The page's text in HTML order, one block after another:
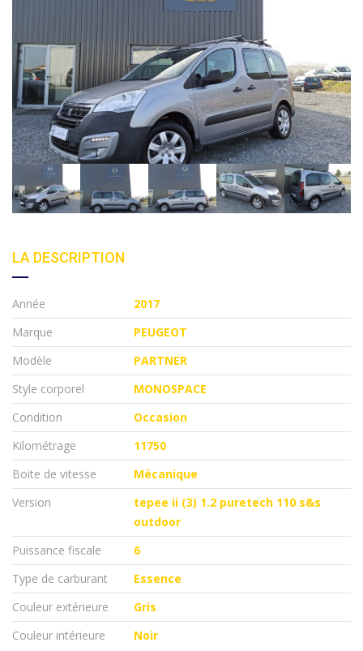
LA DESCRIPTION
Année
2017
Marque
PEUGEOT
Modèle
PARTNER
Style corporel
MONOSPACE
Condition
Occasion
Kilométrage
11750
Boite de vitesse
Mécanique
Version
tepee ii (3) 1.2 puretech 110 s&s
outdoor
Puissance fiscale
6
Type de carburant
Essence
Couleur extérieure
Gris
Couleur intérieure
Noir